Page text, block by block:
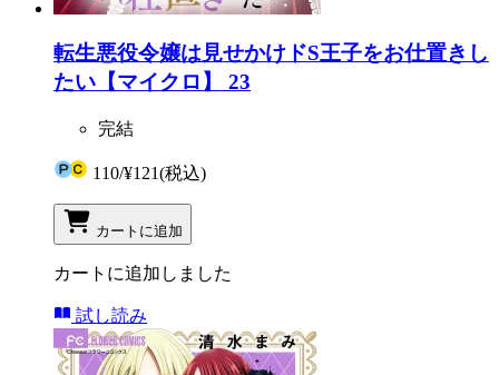
転生悪役令嬢は見せかけドS王子をお仕置きし
たい【マイクロ】 23
完結
110/¥121(税込)
カートに追加
カートに追加しました
試し読み